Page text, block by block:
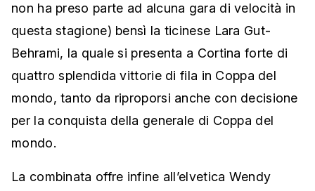
non ha preso parte ad alcuna gara di velocità in
questa stagione) bensì la ticinese Lara Gut-
Behrami, la quale si presenta a Cortina forte di
quattro splendida vittorie di fila in Coppa del
mondo, tanto da riproporsi anche con decisione
per la conquista della generale di Coppa del
mondo.
La combinata offre infine all’elvetica Wendy